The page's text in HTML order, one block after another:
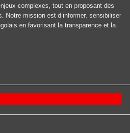
complexes, tout en proposant des
Notre mission est d’informer, sensibiliser
en favorisant la transparence et la